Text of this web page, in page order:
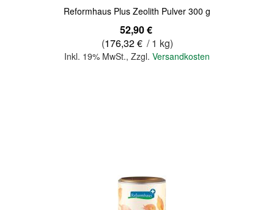
Reformhaus Plus Zeolith Pulver 300 g
52,90 €
(176,32 € / 1 kg)
Inkl. 19% MwSt., Zzgl. Versandkosten